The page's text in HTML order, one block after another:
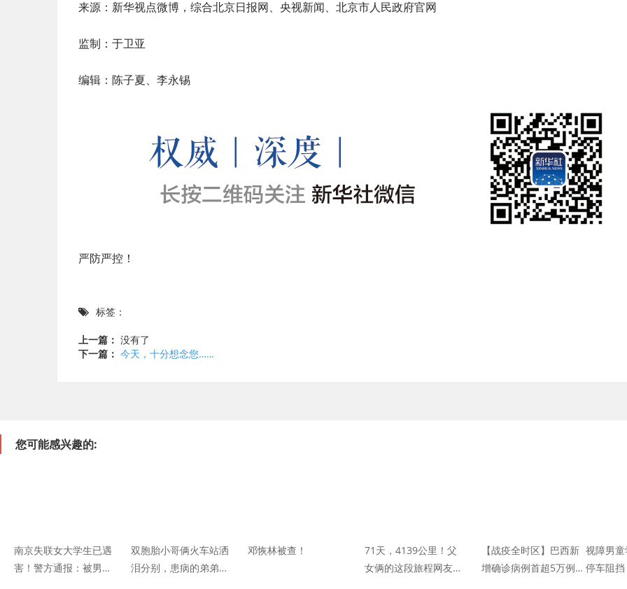
来源：新华视点微博，综合北京日报网、央视新闻、北京市人民政府官网
监制：于卫亚
编辑：陈子夏、李永锡
严防严控！
标签：
上一篇： 没有了
下一篇： 今天，十分想念您……
您可能感兴趣的:
南京失联女大学生已遇
害！警方通报：被男友
双胞胎小哥俩火车站洒
泪分别，患病的弟弟：
邓恢林被查！
71天，4139公里！父
女俩的这段旅程网友直
【战疫全时区】巴西新
增确诊病例首超5万例
视障男
停车阻挡